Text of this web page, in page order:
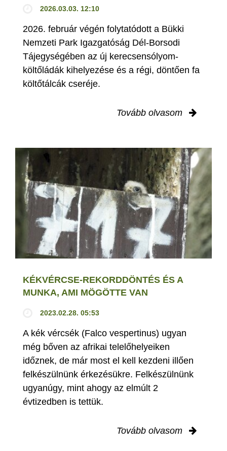
2026.03.03. 12:10
2026. február végén folytatódott a Bükki
Nemzeti Park Igazgatóság Dél-Borsodi
Tájegységében az új kerecsensólyom-
költőládák kihelyezése és a régi, döntően fa
költőtálcák cseréje.
Tovább olvasom
KÉKVÉRCSE-REKORDDÖNTÉS ÉS A
MUNKA, AMI MÖGÖTTE VAN
2023.02.28. 05:53
A kék vércsék (Falco vespertinus) ugyan
még bőven az afrikai telelőhelyeiken
időznek, de már most el kell kezdeni illően
felkészülnünk érkezésükre. Felkészülnünk
ugyanúgy, mint ahogy az elmúlt 2
évtizedben is tettük.
Tovább olvasom